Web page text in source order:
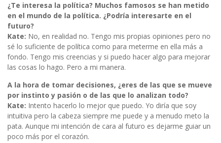
¿Te interesa la política? Muchos famosos se han metido
en el mundo de la política. ¿Podría interesarte en el
futuro?
Kate: No, en realidad no. Tengo mis propias opiniones pero no
sé lo suficiente de política como para meterme en ella más a
fondo. Tengo mis creencias y si puedo hacer algo para mejorar
las cosas lo hago. Pero a mi manera.
A la hora de tomar decisiones, ¿eres de las que se mueve
por instinto y pasión o de las que lo analizan todo?
Kate: Intento hacerlo lo mejor que puedo. Yo diría que soy
intuitiva pero la cabeza siempre me puede y a menudo meto la
pata. Aunque mi intención de cara al futuro es dejarme guiar un
poco más por el corazón.